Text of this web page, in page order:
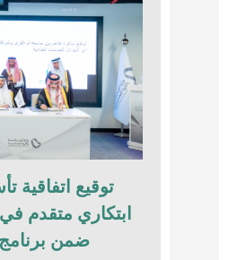
توقيع اتفاقية
ابتكاري متقدم
ضمن